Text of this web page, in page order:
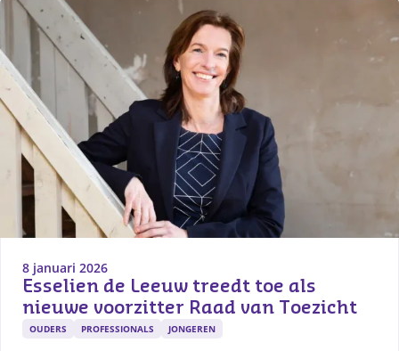
8 januari 2026
Esselien de Leeuw treedt toe als
nieuwe voorzitter Raad van Toezicht
OUDERS PROFESSIONALS JONGEREN